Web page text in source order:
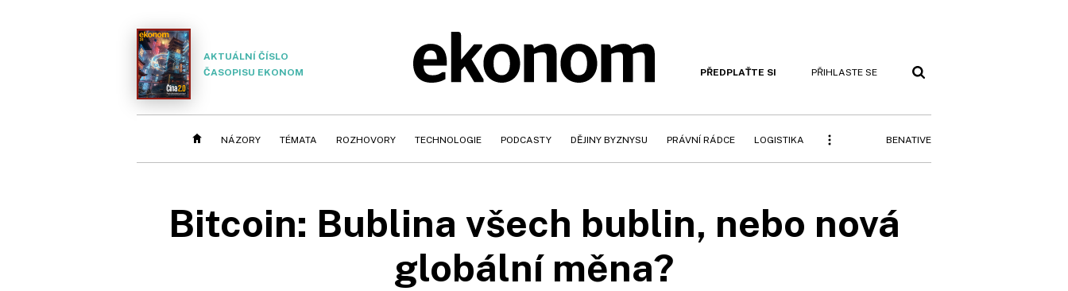
AKTUÁLNÍ ČÍSLO
ČASOPISU EKONOM
PŘEDPLAŤTE SI PŘIHLASTE SE
NÁZORY TÉMATA ROZHOVORY TECHNOLOGIE PODCASTY DĚJINY BYZNYSU PRÁVNÍ RÁDCE LOGISTIKA BENATIVE
Bitcoin: Bublina všech bublin, nebo nová
globální měna?